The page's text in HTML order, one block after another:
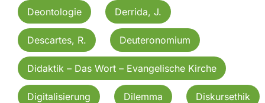
Deontologie Derrida, J.
Descartes, R. Deuteronomium
Didaktik – Das Wort – Evangelische Kirche
Digitalisierung Dilemma Diskursethik